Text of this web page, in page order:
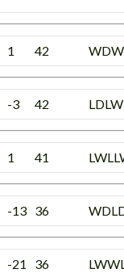
1 42
-3 42
1 41
-13 36
-21 36